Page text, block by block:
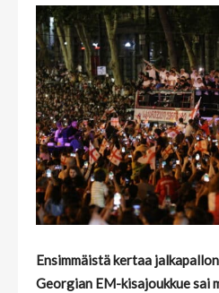
Ensimmäistä kertaa
Georgian EM-kisajoukkue sai